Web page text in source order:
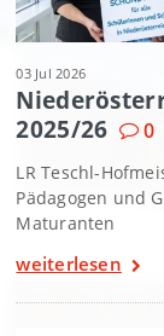
03 Jul 2026
2025/26
0
LR Teschl-
Pädagogen und
Maturanten
weiterlesen